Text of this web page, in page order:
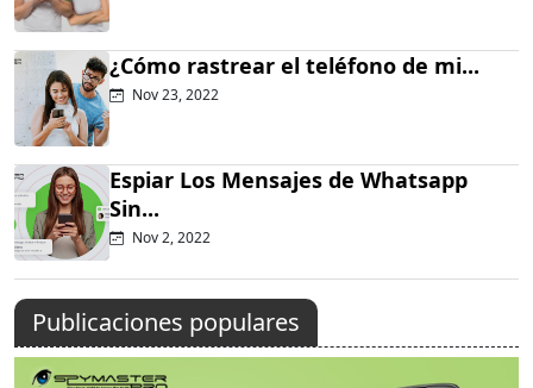
¿Cómo rastrear el teléfono de mi...
Nov 23, 2022
Espiar Los Mensajes de Whatsapp
Sin...
Nov 2, 2022
Publicaciones populares